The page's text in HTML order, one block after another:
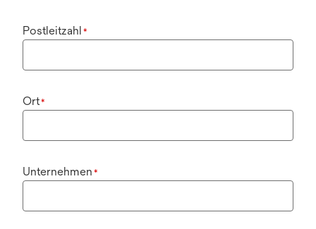
Postleitzahl *
Ort*
Unternehmen *